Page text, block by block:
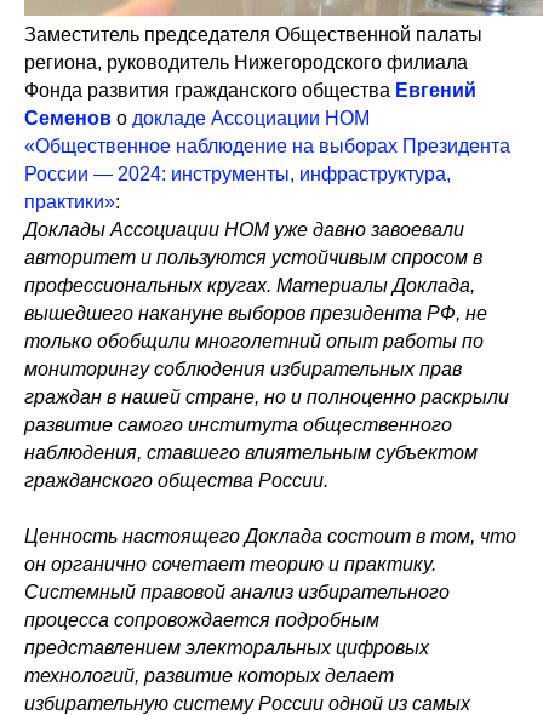
Заместитель председателя Общественной палаты
региона, руководитель Нижегородского филиала
Фонда развития гражданского общества Евгений
Семенов о докладе Ассоциации НОМ
«Общественное наблюдение на выборах Президента
России — 2024: инструменты, инфраструктура,
практики»:
Доклады Ассоциации НОМ уже давно завоевали
авторитет и пользуются устойчивым спросом в
профессиональных кругах. Материалы Доклада,
вышедшего накануне выборов президента РФ, не
только обобщили многолетний опыт работы по
мониторингу соблюдения избирательных прав
граждан в нашей стране, но и полноценно раскрыли
развитие самого института общественного
наблюдения, ставшего влиятельным субъектом
гражданского общества России.
Ценность настоящего Доклада состоит в том, что
он органично сочетает теорию и практику.
Системный правовой анализ избирательного
процесса сопровождается подробным
представлением электоральных цифровых
технологий, развитие которых делает
избирательную систему России одной из самых